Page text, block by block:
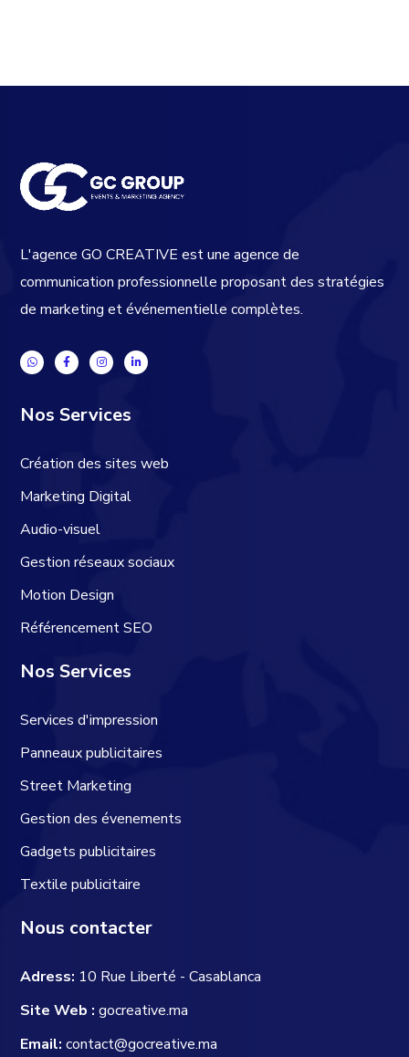
L'agence GO CREATIVE est une agence de
communication professionnelle proposant des stratégies
de marketing et événementielle complètes.
Nos Services
Création des sites web
Marketing Digital
Audio-visuel
Gestion réseaux sociaux
Motion Design
Référencement SEO
Nos Services
Services d'impression
Panneaux publicitaires
Street Marketing
Gestion des évenements
Gadgets publicitaires
Textile publicitaire
Nous contacter
Adress: 10 Rue Liberté - Casablanca
Site Web : gocreative.ma
Email: contact@gocreative.ma